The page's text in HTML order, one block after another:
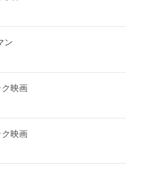
ン
映画
映画